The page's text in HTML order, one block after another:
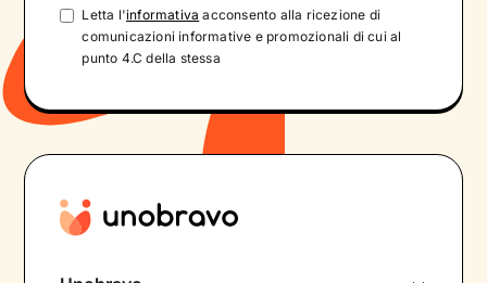
Letta l'informativa acconsento alla ricezione di
comunicazioni informative e promozionali di cui al
punto 4.C della stessa